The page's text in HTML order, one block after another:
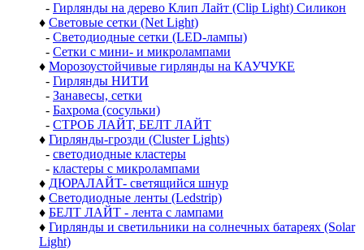
- Гирлянды на дерево Клип Лайт (Clip Light) Силикон
♦ Световые сетки (Net Light)
- Светодиодные сетки (LED-лампы)
- Сетки с мини- и микролампами
♦ Морозоустойчивые гирлянды на КАУЧУКЕ
- Гирлянды НИТИ
- Занавесы, сетки
- Бахрома (сосульки)
- СТРОБ ЛАЙТ, БЕЛТ ЛАЙТ
♦ Гирлянды-грозди (Cluster Lights)
- светодиодные кластеры
- кластеры с микролампами
♦ ДЮРАЛАЙТ- светящийся шнур
♦ Светодиодные ленты (Ledstrip)
♦ БЕЛТ ЛАЙТ - лента с лампами
♦ Гирлянды и светильники на солнечных батареях (Solar
Light)